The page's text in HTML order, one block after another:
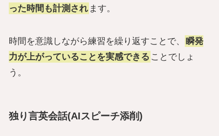
った時間も計測され ます。
時間を意識しながら練習を繰り返すことで、
瞬発
力が上がっていることを実感できる ことでしょ
う。
独り言英会話(AIスピーチ添削)